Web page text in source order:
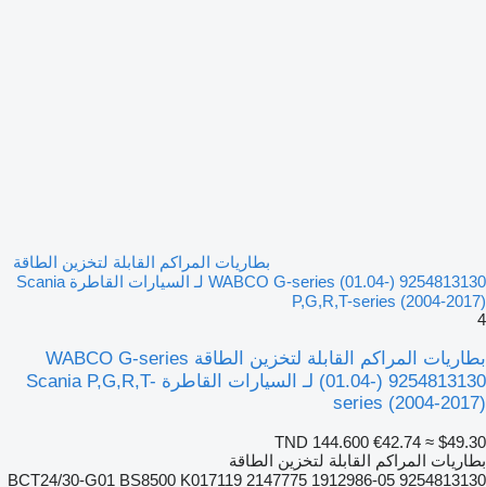
بطاريات المراكم القابلة لتخزين الطاقة
WABCO G-series (01.04-) 9254813130 لـ السيارات القاطرة Scania
P,G,R,T-series (2004-2017)
4
بطاريات المراكم القابلة لتخزين الطاقة WABCO G-series
(01.04-) 9254813130 لـ السيارات القاطرة Scania P,G,R,T-
series (2004-2017)
TND 144.600 €42.74 ≈ $49.30
بطاريات المراكم القابلة لتخزين الطاقة
9254813130 05-BCT24/30-G01 BS8500 K017119 2147775 1912986